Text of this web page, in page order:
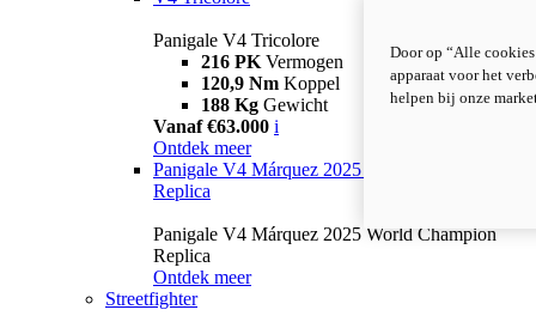
Panigale V4 Tricolore
216 PK Vermogen
120,9 Nm Koppel
188 Kg Gewicht
Vanaf €63.000 i
Ontdek meer
Panigale V4 Márquez 2025 World Champion
Replica
Panigale V4 Márquez 2025 World Champion
Replica
Ontdek meer
Streetfighter
Door op “Alle
apparaat voor het
helpen bij onze